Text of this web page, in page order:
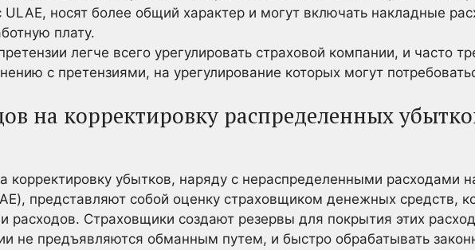
носят более общий характер и могут включать накладные
плату.
легче всего урегулировать страховой компании, и часто
с претензиями, на урегулирование которых могут
на корректировку распределенных
корректировку убытков, наряду с нераспределенными расходами
представляют собой оценку страховщиком денежных средств,
расходов. Страховщики создают резервы для покрытия этих
не предъявляются обманным путем, и быстро обрабатывать